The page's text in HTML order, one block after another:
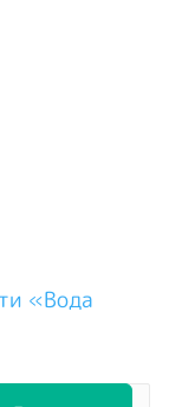
«Вода